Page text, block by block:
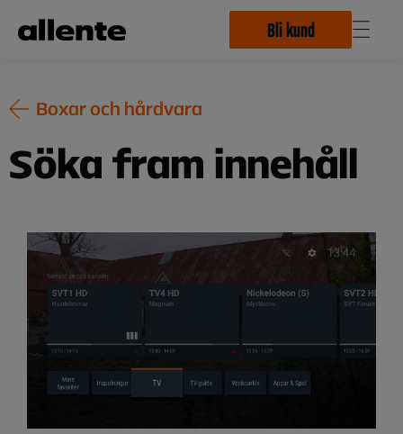
Bli kund
Boxar och hårdvara
Söka fram innehåll